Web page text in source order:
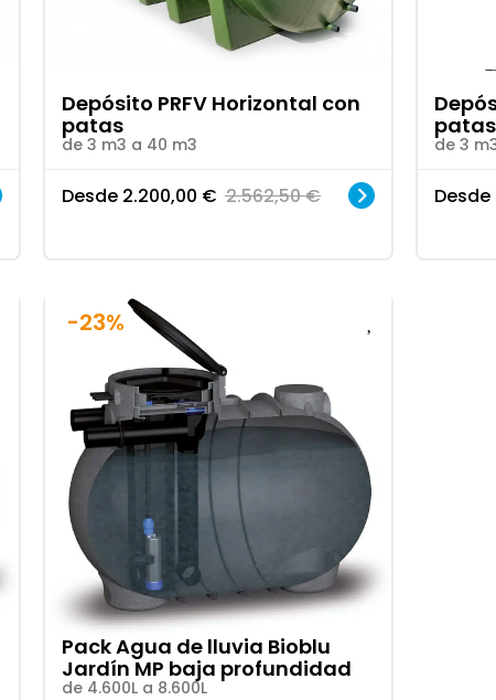
Depósito PRFV Horizontal con
patas
de 3 m3 a 40 m3
Desde 2.200,00 € 2.562,50€
de 3
Desde
-23%
Pack Agua de lluvia Bioblu
Jardín MP baja profundidad
de 4.600L a 8.600L